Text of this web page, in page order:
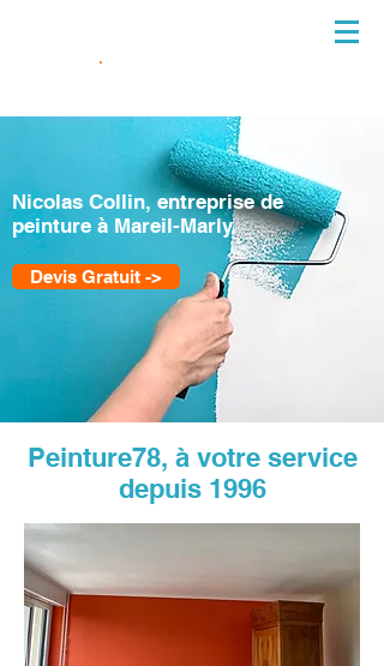
Nicolas Collin, entreprise de
peinture à Mareil-Marly.
Devis Gratuit ->
Peinture78, à votre service
depuis 1996